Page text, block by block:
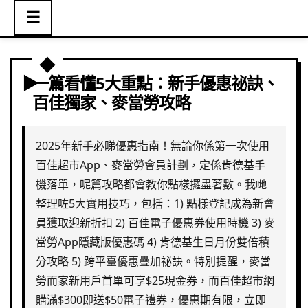
☰
一篇看懂5大重點：新手優惠祕訣、
百佳獨家、麥當勞攻略
2025年新手必睇優惠指南！無論你係第一次使用
百佳超市App、麥當勞會員計劃，定係肯德基手
機落單，呢篇攻略都會教你點樣攞盡著數。我哋
整理咗5大實用技巧，包括：1) 點樣登記成為新會
員獲取迎新折扣 2) 百佳電子優惠券使用時機 3) 麥
當勞App隱藏版優惠碼 4) 肯德基生日月份雙倍積
分攻略 5) 跨平臺優惠疊加祕訣。特別提醒，麥當
勞而家新用戶首單可享$25現金券，而百佳超市網
購滿$300即送$50電子禮券，優惠期有限，立即